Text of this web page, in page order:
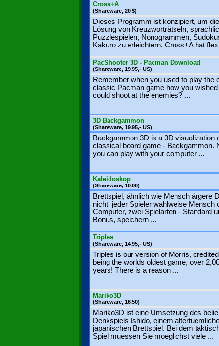
Cross+A
(Shareware, 20 $)
Dieses Programm ist konzipiert, um die
Lösung von Kreuzworträtseln,
Puzzlespielen, Nonogrammen,
Kakuro zu erleichtern. Cross+A hat
PacShooter 3D - Pacman Download
(Shareware, 19.95,- US)
Remember when you used to play the
classic Pacman game how you wished
could shoot at the enemies? ...
3D Backgammon
(Shareware, 19.95,- US)
Backgammon 3D is a 3D visualization
classical board game - Backgammon.
you can play with your computer ...
Kaleidoskop
(Shareware, 10.00)
Brettspiel, ähnlich wie Mensch ärgere
nicht, jeder Spieler wahlweise Mensch
Computer, zwei Spielarten - Standard
Bonus, speichern ...
Triples
(Shareware, 14.95,- US)
Triples is our version of Morris,
being the worlds oldest game, over
years! There is a reason ...
Mariko3D
(Shareware, 16.50)
Mariko3D ist eine Umsetzung des
Denkspiels Ishido, einem
japanischen Brettspiel. Bei dem
Spiel muessen Sie moeglichst viele ...